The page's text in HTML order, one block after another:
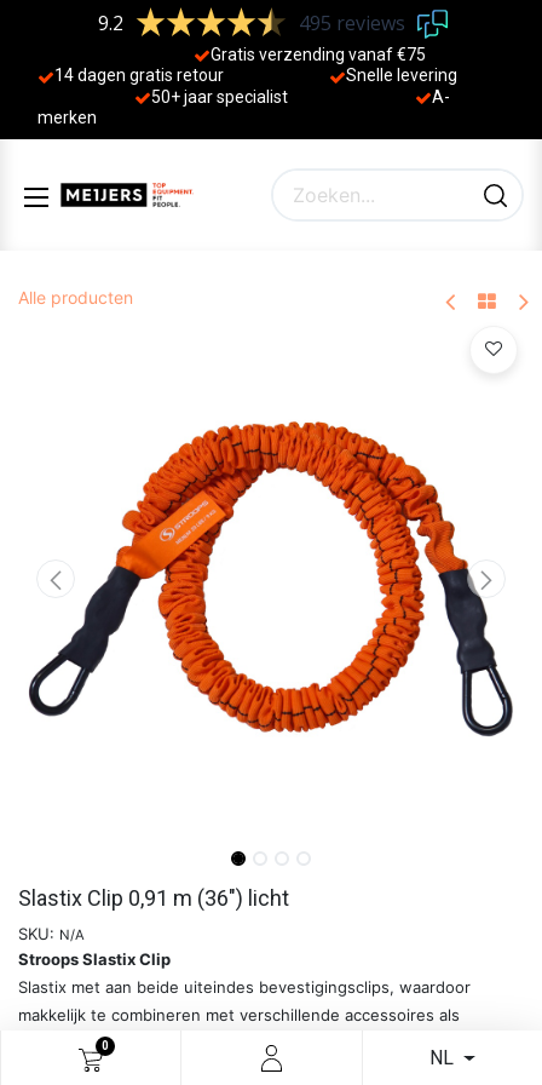
0
NL
9.2 495 reviews
Gratis verzending vanaf €75
14 dagen gratis retour
Sne lle levering
50+ jaar specialist
A-
merken
Alle producten
Slastix Clip 0,91 m (36") licht
SKU: N/A
Stroops Slastix Clip
Slastix met aan beide uiteindes bevestigingsclips, waardoor
makkelijk te combineren met verschillende accessoires als
handvatten, riemen en harnassen.
Verkrijgbaar in verschillende lengtes en weerstanden.